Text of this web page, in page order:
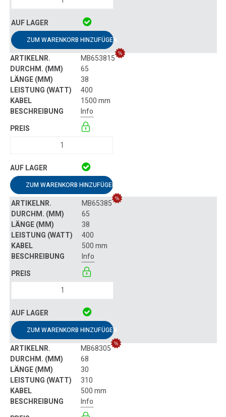
ZUM WARENKORB HINZUFÜGEN
MB653815
65
38
400
1500 mm
Info
ZUM WARENKORB HINZUFÜGEN
MB65385
65
38
400
500 mm
Info
ZUM WARENKORB HINZUFÜGEN
MB68305
68
30
310
500 mm
Info